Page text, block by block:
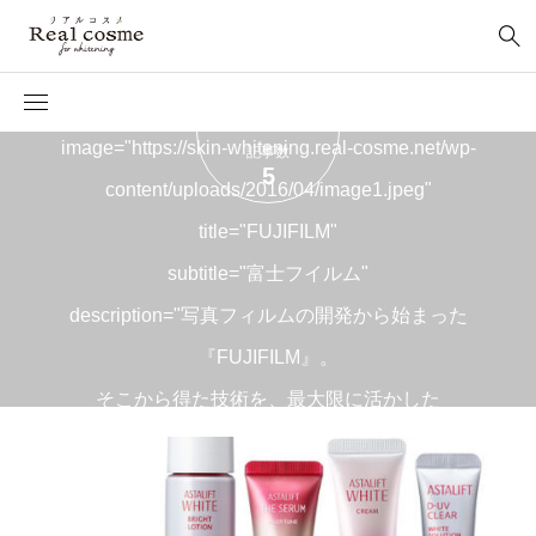
image="https://skin-whitening.real-cosme.net/wp-
content/uploads/2016/04/image1.jpeg"
title="FUJIFILM"
subtitle="富士フイルム"
description="写真フィルムの開発から始まった
『FUJIFILM』。
そこから得た技術を、最大限に活かした
スキンケアは、数々のベストコスメを受賞。"
]
記事数
5